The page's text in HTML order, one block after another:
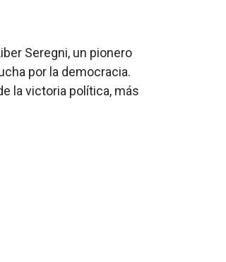
Seregni, un pionero
por la democracia.
la victoria política, más